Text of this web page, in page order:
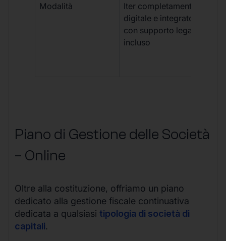
Modalità
Iter completamente
digitale e integrato,
con supporto legale
incluso
Piano di Gestione delle Società
– Online
Oltre alla costituzione, offriamo un piano
dedicato alla gestione fiscale continuativa
dedicata a qualsiasi tipologia di società di
capitali.